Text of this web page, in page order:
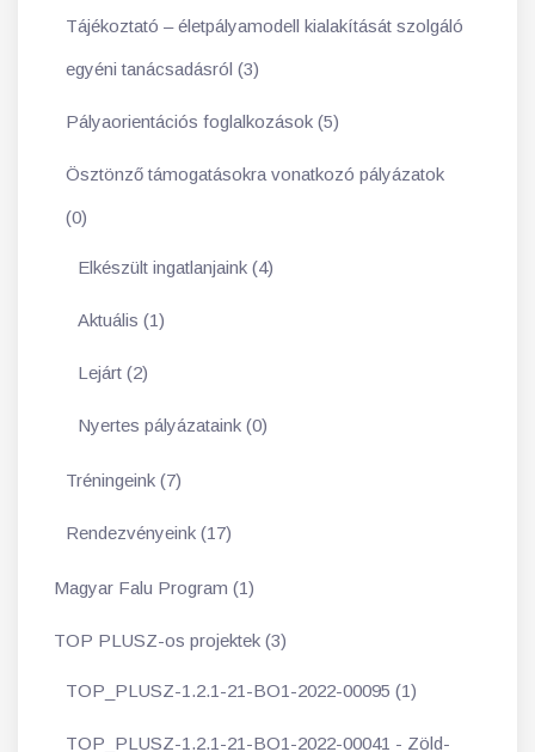
Tájékoztató – életpályamodell kialakítását szolgáló
egyéni tanácsadásról (3)
Pályaorientációs foglalkozások (5)
Ösztönző támogatásokra vonatkozó pályázatok
(0)
Elkészült ingatlanjaink (4)
Aktuális (1)
Lejárt (2)
Nyertes pályázataink (0)
Tréningeink (7)
Rendezvényeink (17)
Magyar Falu Program (1)
TOP PLUSZ-os projektek (3)
TOP_PLUSZ-1.2.1-21-BO1-2022-00095 (1)
TOP_PLUSZ-1.2.1-21-BO1-2022-00041 - Zöld-